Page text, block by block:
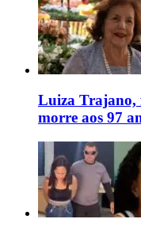
Luiza Trajano,
morre aos 97